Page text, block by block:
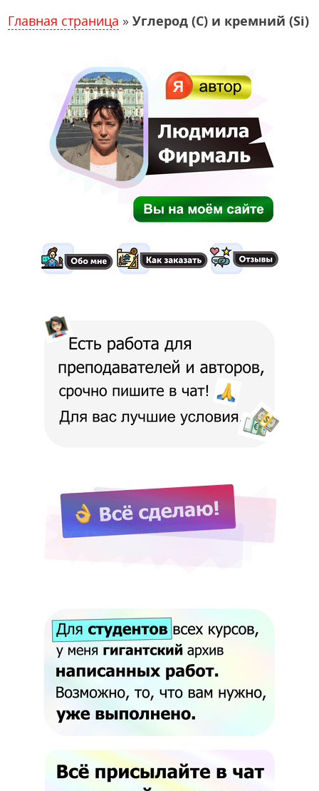
Главная страница »Углерод (C) и кремний (Si)